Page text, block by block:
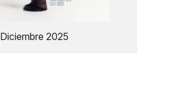
Diciembre 2025